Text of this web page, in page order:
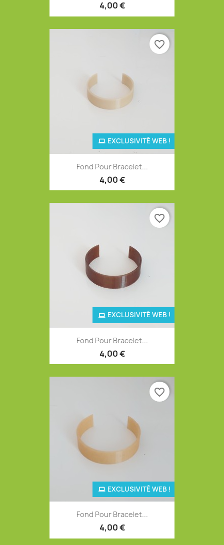
4,00 €
Fond Pour Bracelet...
4,00 €
EXCLUSIVITÉ WEB !
favorite_border
Fond Pour Bracelet...
4,00 €
EXCLUSIVITÉ WEB !
favorite_border
Fond Pour Bracelet...
4,00 €
EXCLUSIVITÉ WEB !
favorite_border